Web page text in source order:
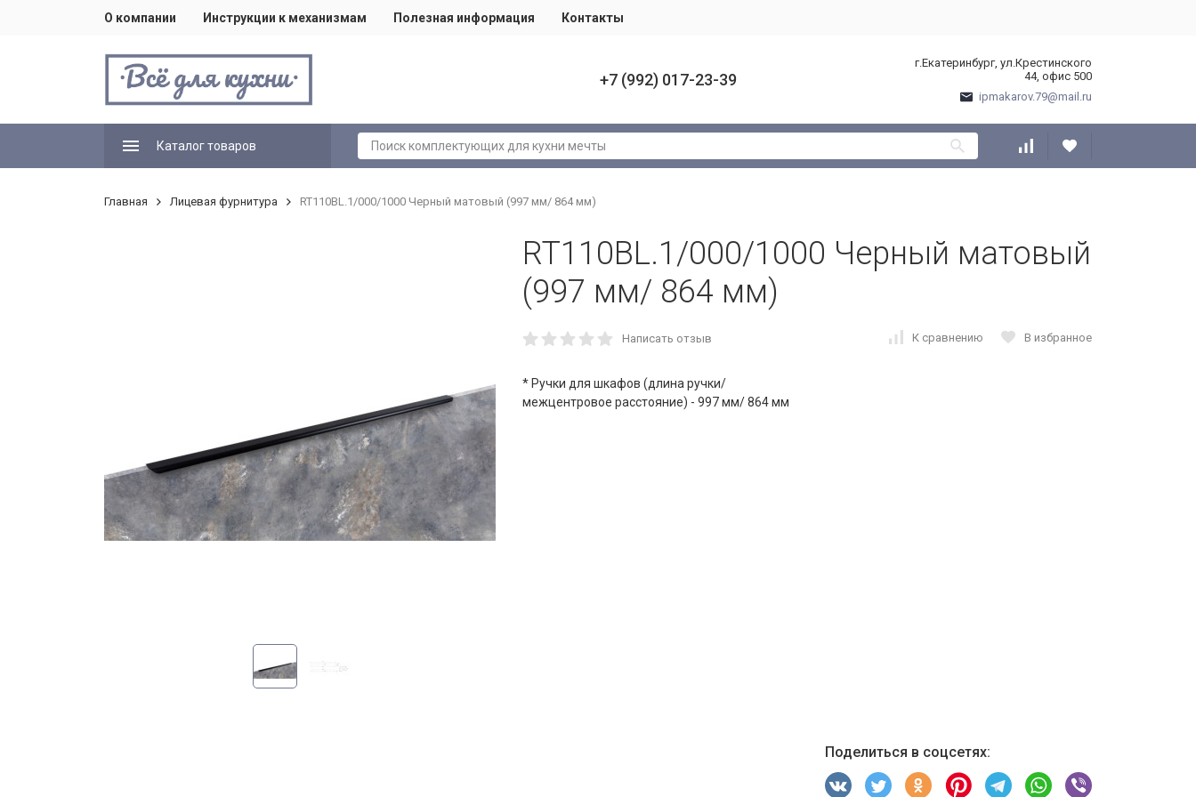
О компании Инструкции к механизмам Полезная информация Контакты
+7 (992) 017-23-39
г.Екатеринбург, ул.Крестинского
44, офис 500
ipmakarov.79@mail.ru
Каталог товаров
Главная Лицевая фурнитура RT110BL.1/000/1000 Черный матовый (997 мм/ 864 мм)
RT110BL.1/000/1000 Черный матовый
(997 мм/ 864 мм)
Написать отзыв К сравнению В избранное
* Ручки для шкафов (длина ручки/
межцентровое расстояние) - 997 мм/ 864 мм
Поделиться в соцсетях: